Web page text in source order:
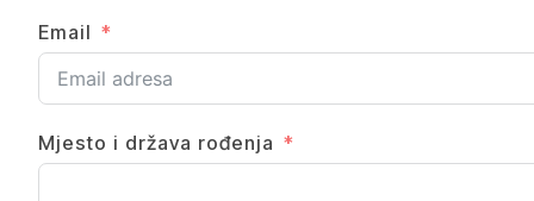
Email
Mjesto i država rođenja